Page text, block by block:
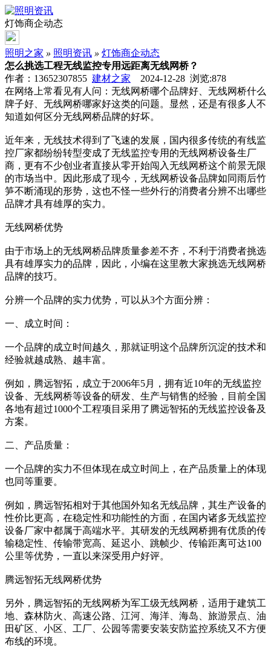
灯饰商企动态
照明之家 » 照明资讯 » 灯饰商企动态
怎么挑选工程无线监控专用远距离无线网桥？
作者：13652307855 建材之家 2024-12-28 浏览:878
在网络上常看见有人问：无线网桥哪个品牌好、无线网桥什么
牌子好、无线网桥哪家好这类的问题。显然，还是有很多人不
知道如何区分无线网桥品牌的好坏。
近年来，无线技术得到了飞速的发展，国内很多传统的有线监
控厂家都纷纷转型变成了无线监控专用的无线网桥设备生厂
商，更有不少创业者直接从零开始闯入无线网桥这个前景无限
的市场当中。因此形成了现今，无线网桥设备品牌如同雨后竹
笋不断涌现的形势，这也不怪一些外行的消费者分辨不出哪些
品牌才具有雄厚的实力。
无线网桥优势
由于市场上的无线网桥品牌质量参差不齐，不利于消费者挑选
具有雄厚实力的品牌，因此，小编在这里教大家挑选无线网桥
品牌的技巧。
分辨一个品牌的实力优势，可以从3个方面分辨：
一、成立时间：
一个品牌的成立时间越久，那就证明这个品牌所沉淀的技术和
经验就越成熟、越丰富。
例如，腾远智拓，成立于2006年5月，拥有近10年的无线监控
设备、无线网桥等设备的研发、生产与销售的经验，目前全国
各地有超过1000个工程项目采用了腾远智拓的无线监控设备及
方案。
二、产品质量：
一个品牌的实力不但体现在成立时间上，在产品质量上的体现
也同等重要。
例如，腾远智拓相对于其他国外知名无线品牌，其生产设备的
性价比更高，在稳定性和功能性的方面，在国内诸多无线监控
设备厂家中都属于高端水平。其研发的无线网桥拥有优质的传
输稳定性、传输带宽高、延迟小、跳帧少、传输距离可达100
公里等优势，一直以来深受用户好评。
腾远智拓无线网桥优势
另外，腾远智拓的无线网桥为军工级无线网桥，适用于建筑工
地、森林防火、高速公路、江河、海洋、海岛、旅游景点、油
田矿区、小区、工厂、公园等需要安装安防监控系统又不方便
布线的环境。